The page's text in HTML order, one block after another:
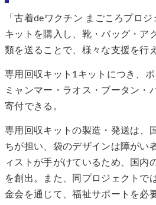
「古着deワクチン まごころプロ
キットを購入し、靴・バッグ・ア
類を送ることで、様々な支援を行
専用回収キット1キットにつき、ポ
ミャンマー・ラオス・ブータン・
寄付できる。
専用回収キットの製造・発送は、
ちが担い、袋のデザインは障がい
ィストが手がけているため、国内
を創出。また、同プロジェクトで
金会を通じて、福祉サポートを必